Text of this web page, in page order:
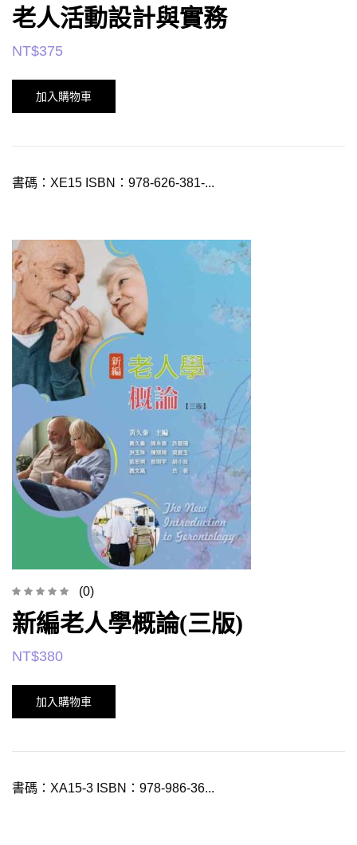
老人活動設計與實務
NT$375
加入購物車
書碼：XE15 ISBN：978-626-381-...
(0)
新編老人學概論(三版)
NT$380
加入購物車
書碼：XA15-3 ISBN：978-986-36...